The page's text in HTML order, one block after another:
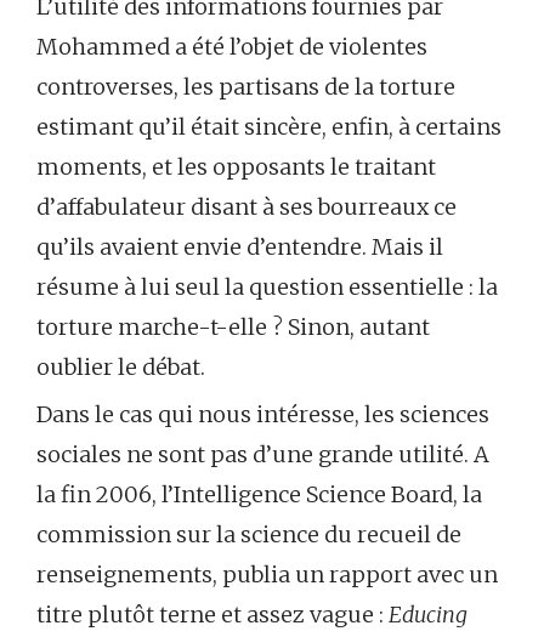
L’utilité des informations fournies par
Mohammed a été l’objet de violentes
controverses, les partisans de la torture
estimant qu’il était sincère, enfin, à certains
moments, et les opposants le traitant
d’affabulateur disant à ses bourreaux ce
qu’ils avaient envie d’entendre. Mais il
résume à lui seul la question essentielle : la
torture marche-t-elle ? Sinon, autant
oublier le débat.
Dans le cas qui nous intéresse, les sciences
sociales ne sont pas d’une grande utilité. A
la fin 2006, l’Intelligence Science Board, la
commission sur la science du recueil de
renseignements, publia un rapport avec un
titre plutôt terne et assez vague : Educing